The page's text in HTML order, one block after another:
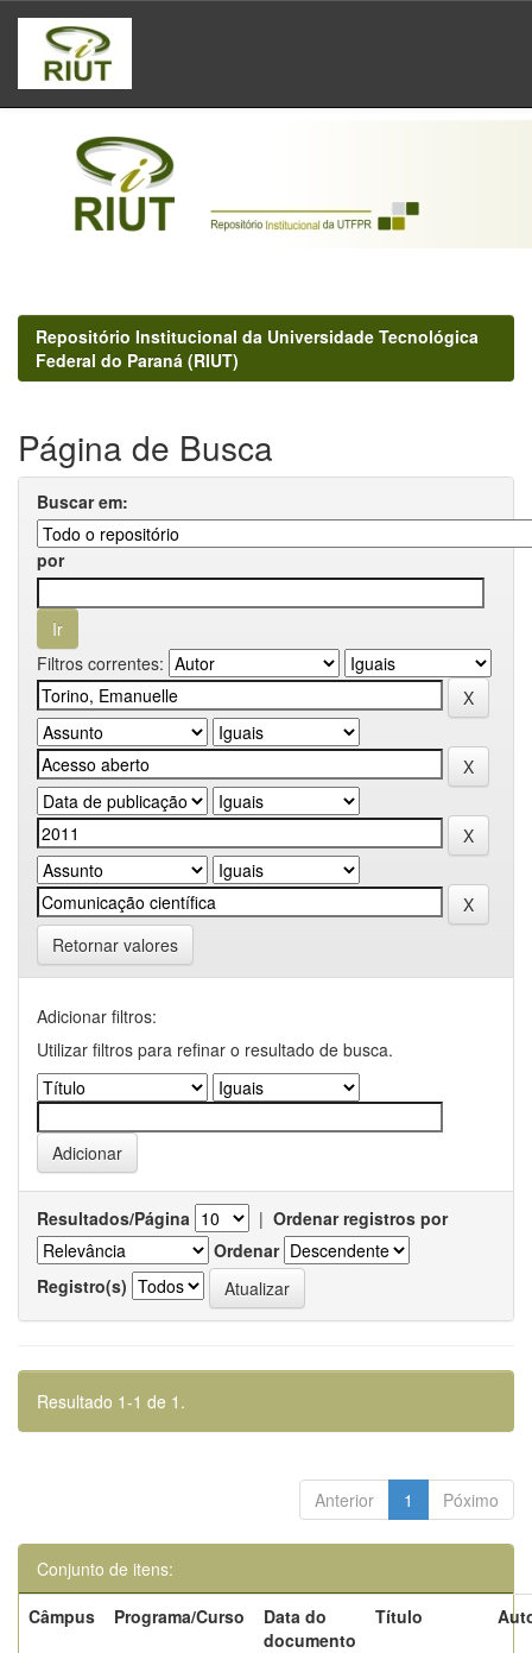
Skip
navigation
Repositório Institucional da Universidade Tecnológica
Federal do Paraná (RIUT)
Página de Busca
Buscar em:
por
Filtros correntes:
Retornar valores
Adicionar filtros:
Utilizar filtros para refinar o resultado de busca.
Resultados/Página | Ordenar registros por
Ordenar
Registro(s)
Resultado 1-1 de 1.
Anterior 1 Póximo
Conjunto de itens:
Câmpus
Programa/Curso
Data do
documento
Título